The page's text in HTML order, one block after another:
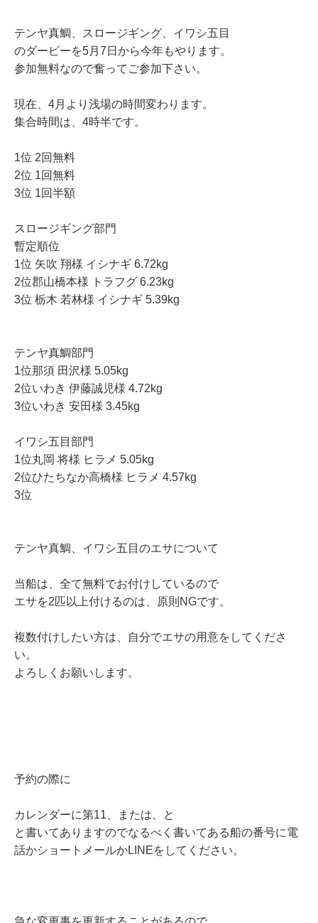
テンヤ真鯛、スロージギング、イワシ五目
のダービーを5月7日から今年もやります。
参加無料なので奮ってご参加下さい。
現在、4月より浅場の時間変わります。
集合時間は、4時半です。
1位 2回無料
2位 1回無料
3位 1回半額
スロージギング部門
暫定順位
1位 矢吹 翔様 イシナギ 6.72kg
2位郡山橋本様 トラフグ 6.23kg
3位 栃木 若林様 イシナギ 5.39kg
テンヤ真鯛部門
1位那須 田沢様 5.05kg
2位いわき 伊藤誠児様 4.72kg
3位いわき 安田様 3.45kg
イワシ五目部門
1位丸岡 将様 ヒラメ 5.05kg
2位ひたちなか高橋様 ヒラメ 4.57kg
3位
テンヤ真鯛、イワシ五目のエサについて
当船は、全て無料でお付けしているので
エサを2匹以上付けるのは、原則NGです。
複数付けしたい方は、自分でエサの用意をしてくださ
い。
よろしくお願いします。
予約の際に
カレンダーに第11、または、と
と書いてありますのでなるべく書いてある船の番号に電
話かショートメールかLINEをしてください。